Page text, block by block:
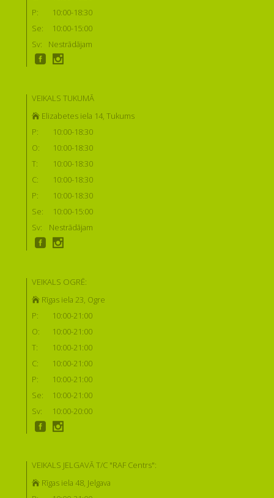
P:
10:00-18:30
Se:
10:00-15:00
Sv:
Nestrādājam
VEIKALS TUKUMĀ
Elizabetes iela 14, Tukums
P:
10:00-18:30
O:
10:00-18:30
T:
10:00-18:30
C:
10:00-18:30
P:
10:00-18:30
Se:
10:00-15:00
Sv:
Nestrādājam
VEIKALS OGRĒ:
Rīgas iela 23, Ogre
P:
10:00-21:00
O:
10:00-21:00
T:
10:00-21:00
C:
10:00-21:00
P:
10:00-21:00
Se:
10:00-21:00
Sv:
10:00-20:00
VEIKALS JELGAVĀ T/C "RAF Centrs":
Rīgas iela 48, Jelgava